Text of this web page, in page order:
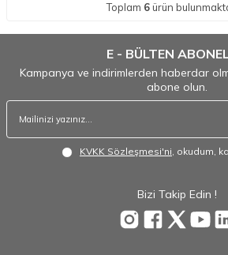
Toplam 6 ürün
E - BÜLTEN
Kampanya ve indirimlerden haberdar
abone olun.
KVKK Sözleşmesi'ni, okudum,
Bizi Takip Edin !